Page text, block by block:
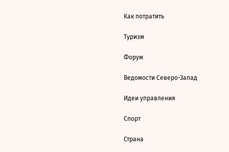
Как потратить
Туризм
Форум
Ведомости Северо-Запад
Идеи управления
Спорт
Страна